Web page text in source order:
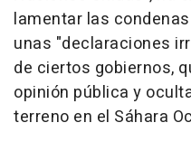
lamentar las
unas "declaraciones
de ciertos gobiernos,
opinión pública y
terreno en el Sáhara